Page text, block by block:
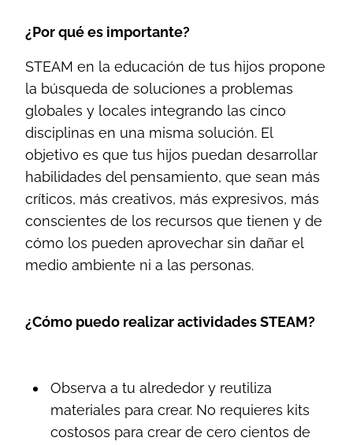
¿Por qué es importante?
STEAM en la educación de tus hijos propone
la búsqueda de soluciones a problemas
globales y locales integrando las cinco
disciplinas en una misma solución. El
objetivo es que tus hijos puedan desarrollar
habilidades del pensamiento, que sean más
críticos, más creativos, más expresivos, más
conscientes de los recursos que tienen y de
cómo los pueden aprovechar sin dañar el
medio ambiente ni a las personas.
¿Cómo puedo realizar actividades STEAM?
Observa a tu alrededor y reutiliza
materiales para crear. No requieres kits
costosos para crear de cero cientos de